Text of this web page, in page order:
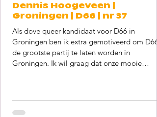
Dennis Hoogeveen |
Groningen | D66 | nr 37
Als dove queer kandidaat voor D66 in
Groningen ben ik extra gemotiveerd om D66
de grootste partij te laten worden in
Groningen. Ik wil graag dat onze mooie